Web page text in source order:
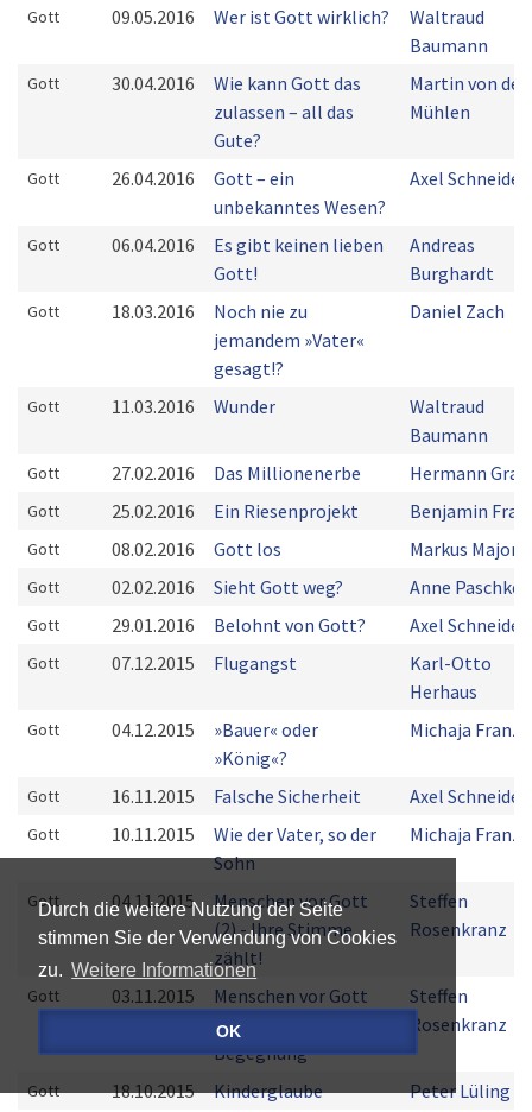
Durch die weitere Nutzung der Seite
stimmen Sie der Verwendung von Cookies
zu. Weitere Informationen
OK
Gott 09.05.2016 Wer ist Gott wirklich?
Waltraud
Baumann
Gott 30.04.2016
Wie kann Gott das
zulassen – all das
Gute?
Martin von der
Mühlen
Gott 26.04.2016
Gott – ein
unbekanntes Wesen?
Axel Schneider
Gott 06.04.2016
Es gibt keinen lieben
Gott!
Andreas
Burghardt
Gott 18.03.2016
Noch nie zu
jemandem »Vater«
gesagt!?
Daniel Zach
Gott 11.03.2016 Wunder
Waltraud
Baumann
Gott 27.02.2016 Das Millionenerbe Hermann
Gott 25.02.2016 Ein Riesenprojekt Benjamin
Gott 08.02.2016 Gott los Markus
Gott 02.02.2016 Sieht Gott weg? Anne Paschke
Gott 29.01.2016 Belohnt von Gott? Axel Schneider
Gott 07.12.2015 Flugangst
Karl-Otto
Herhaus
Gott 04.12.2015
»Bauer« oder
»König«?
Michaja Franz
Gott 16.11.2015 Falsche Sicherheit Axel Schneider
Gott 10.11.2015
Wie der Vater, so der
Sohn
Michaja Franz
Gott 04.11.2015
Menschen vor Gott
(2) - Ihre Stimme
zählt!
Steffen
Rosenkranz
Gott 03.11.2015
Menschen vor Gott
(1) - Eine spannende
Begegnung
Steffen
Rosenkranz
Gott 18.10.2015 Kinderglaube Peter Lüling